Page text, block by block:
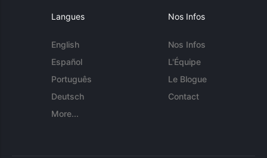
Langues
English
Español
Português
Deutsch
More...
Nos Infos
Nos Infos
L'Équipe
Le Blogue
Contact